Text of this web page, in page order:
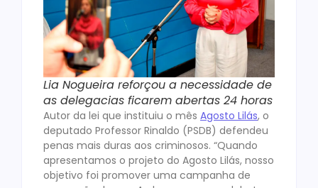
Lia Nogueira reforçou a necessidade de
as delegacias ficarem abertas 24 horas
Autor da lei que instituiu o mês Agosto Lilás, o
deputado Professor Rinaldo (PSDB) defendeu
penas mais duras aos criminosos. “Quando
apresentamos o projeto do Agosto Lilás, nosso
objetivo foi promover uma campanha de